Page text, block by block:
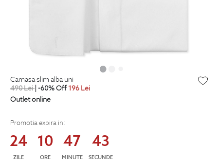
camasa slim alba uni
490Lei| -60% Off 196 Lei
Outlet online
Promotia expira in:
24
ZILE
10
ORE
47
MINUTE
43
SECUNDE